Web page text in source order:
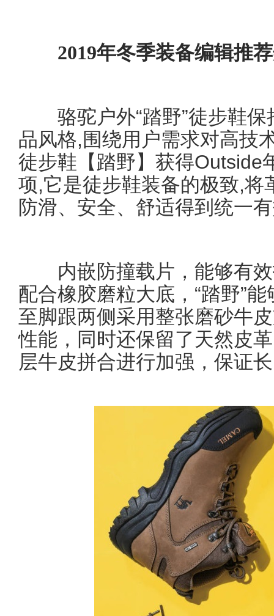
2019年冬季装备编辑推
骆驼户外“踏野”徒步鞋保
品风格,围绕用户需求对高技
徒步鞋【踏野】获得Outside
项,它是徒步鞋装备的极致,将
防滑、安全、舒适得到统一
内嵌防撞载片，能够有效
配合橡胶磨粒大底，“踏野”
至脚跟两侧采用整张磨砂牛
性能，同时还保留了天然皮
层牛皮拼合进行加强，保证